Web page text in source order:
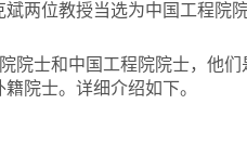
两位教授当选为中国工程院院
院士和中国工程院院士，他
院士。详细介绍如下。